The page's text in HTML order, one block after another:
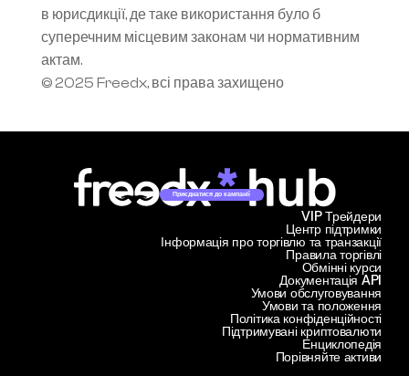
в юрисдикції, де таке використання було б
суперечним місцевим законам чи нормативним
актам.
© 2025 Freedx, всі права захищено
Приєднатися до кампанії
Центр підтримки
Інформація про торгівлю та транзакції
VIP Трейдери
Правила торгівлі
Обмінні курси
Документація API
Умови обслуговування
Умови та положення
Політика конфіденційності
Підтримувані криптовалюти
Енциклопедія
Порівняйте активи